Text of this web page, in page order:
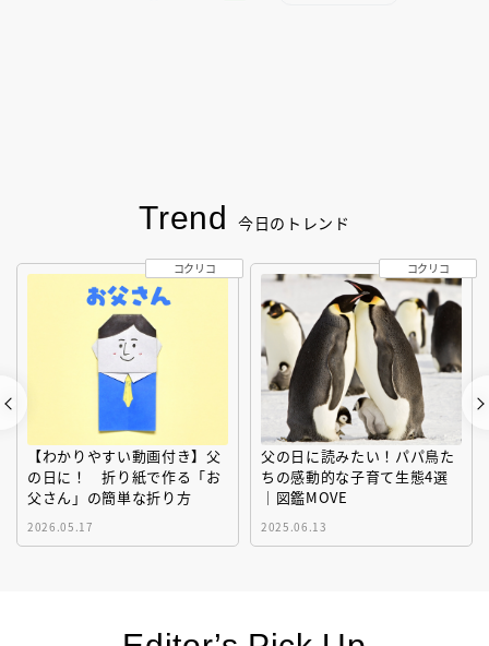
Trend 今日のトレンド
【わかりやすい動画付き】父
の日に！ 折り紙で作る「お
父さん」の簡単な折り方
2026.05.17
コクリコ
父の日に読みたい！パパ鳥た
ちの感動的な子育て生態4選
｜図鑑MOVE
2025.06.13
コクリコ